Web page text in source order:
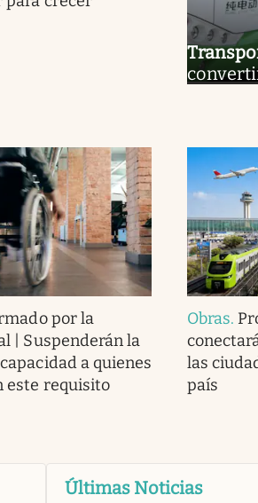
por la
| Suspenderán la
a quienes
este requisito
Obras.
las
país
Últimas Noticias